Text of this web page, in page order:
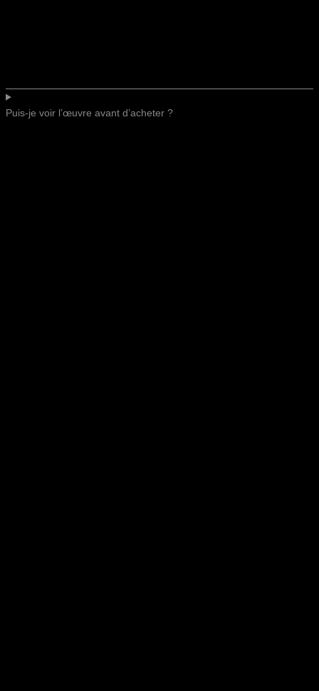
Puis-je voir l’œuvre avant d’acheter ?